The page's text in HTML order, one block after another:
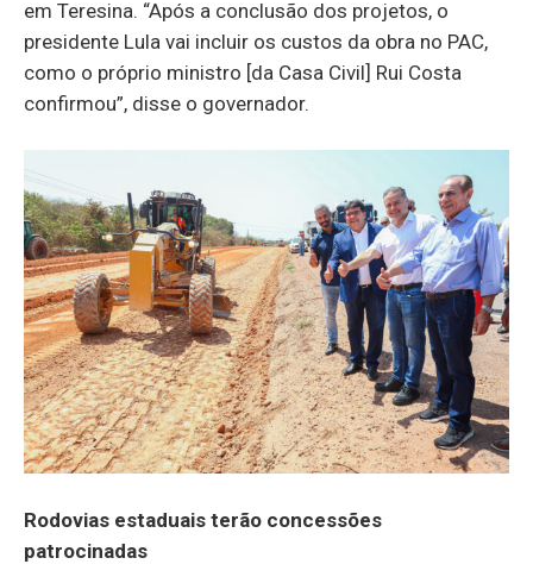
em Teresina. “Após a conclusão dos projetos, o
presidente Lula vai incluir os custos da obra no PAC,
como o próprio ministro [da Casa Civil] Rui Costa
confirmou”, disse o governador.
Rodovias estaduais terão concessões
patrocinadas